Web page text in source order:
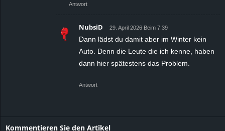
Antwort
NubsiD 29. April 2026 Beim 7:39
Dann lädst du damit aber im Winter kein
Auto. Denn die Leute die ich kenne, haben
dann hier spätestens das Problem.
Antwort
Kommentieren Sie den Artikel